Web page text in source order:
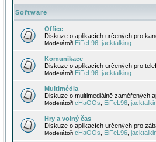
Software
Office
Diskuze o aplikacích určených pro
Moderátoři EiFeL96 jacktalking
Komunikace
Diskuze o aplikacích určených pro
Moderátoři EiFeL96 jacktalking
Multimédia
Diskuze o multimediálně zaměřených
Moderátoři cHaOOs EiFeL96
Hry a volný čas
Diskuze o aplikacích určených pro
Moderátoři cHaOOs EiFeL96